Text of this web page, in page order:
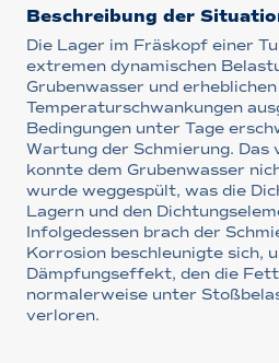
Beschreibung der
Die Lager im Fräskopf einer
extremen dynamischen
Grubenwasser und erheblichen
Temperaturschwankungen
Bedingungen unter Tage
Wartung der Schmierung.
konnte dem Grubenwasser
wurde weggespült, was die
Lagern und den
Infolgedessen brach der
Korrosion beschleunigte sich,
Dämpfungseffekt, den die
normalerweise unter
verloren.